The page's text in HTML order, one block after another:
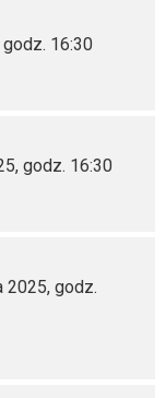
16:30
godz. 16:30
2025, godz.